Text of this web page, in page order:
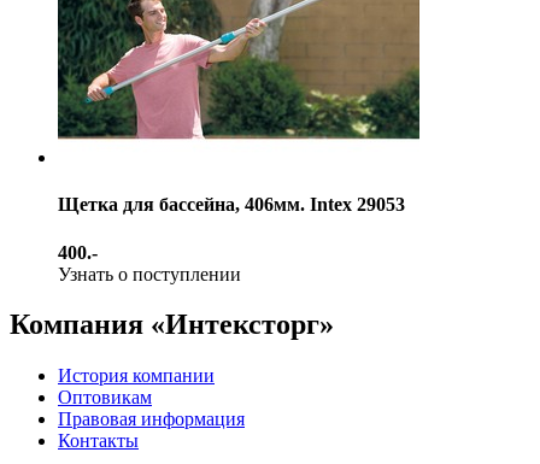
Щетка для бассейна, 406мм. Intex 29053
400.-
Узнать о поступлении
Компания «Интексторг»
История компании
Оптовикам
Правовая информация
Контакты